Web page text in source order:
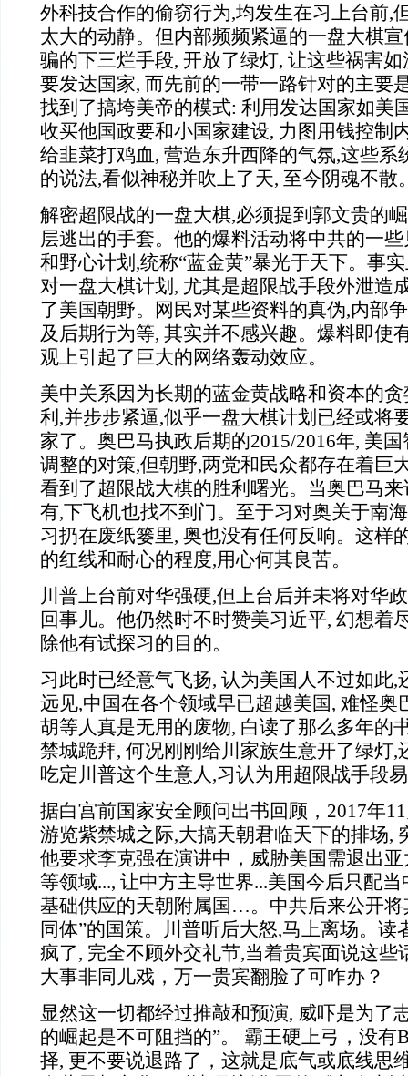
外科技合作的偷窃行为,均发生在习上台前,
太大的动静。但内部频频紧逼的一盘大棋
骗的下三烂手段, 开放了绿灯, 让这些祸害
要发达国家, 而先前的一带一路针对的主要
找到了搞垮美帝的模式: 利用发达国家如美
收买他国政要和小国家建设, 力图用钱控制
给韭菜打鸡血, 营造东升西降的气氛,这些系
的说法,看似神秘并吹上了天, 至今阴魂不散
解密超限战的一盘大棋,必须提到郭文贵的
层逃出的手套。他的爆料活动将中共的一
和野心计划,统称“蓝金黄”暴光于天下。事
对一盘大棋计划, 尤其是超限战手段外泄造
了美国朝野。网民对某些资料的真伪,内部
及后期行为等, 其实并不感兴趣。爆料即使
观上引起了巨大的网络轰动效应。
美中关系因为长期的蓝金黄战略和资本的
利,并步步紧逼,似乎一盘大棋计划已经或将
家了。奥巴马执政后期的2015/2016年, 美
调整的对策,但朝野,两党和民众都存在着巨
看到了超限战大棋的胜利曙光。当奥巴马
有,下飞机也找不到门。至于习对奥关于南
习扔在废纸篓里, 奥也没有任何反响。这样
的红线和耐心的程度,用心何其良苦。
川普上台前对华强硬,但上台后并未将对华
回事儿。他仍然时不时赞美习近平, 幻想着
除他有试探习的目的。
习此时已经意气飞扬, 认为美国人不过如此,
远见,中国在各个领域早已超越美国, 难怪奥
胡等人真是无用的废物, 白读了那么多年的
禁城跪拜, 何况刚刚给川家族生意开了绿灯,
吃定川普这个生意人,习认为用超限战手段
据白宫前国家安全顾问出书回顾，2017年
游览紫禁城之际,大搞天朝君临天下的排场,
他要求李克强在演讲中，威胁美国需退出
等领域..., 让中方主导世界...美国今后只配
基础供应的天朝附属国…。中共后来公开将
同体”的国策。川普听后大怒,马上离场。读
疯了, 完全不顾外交礼节,当着贵宾面说这些
大事非同儿戏，万一贵宾翻脸了可咋办？
显然这一切都经过推敲和预演, 威吓是为了
的崛起是不可阻挡的”。 霸王硬上弓，没有
择, 更不要说退路了，这就是底气或底线思